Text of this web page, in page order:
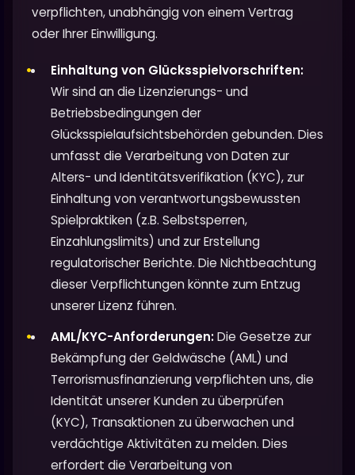
verpflichten, unabhängig von einem Vertrag
oder Ihrer Einwilligung.
Einhaltung von Glücksspielvorschriften:
Wir sind an die Lizenzierungs- und
Betriebsbedingungen der
Glücksspielaufsichtsbehörden gebunden. Dies
umfasst die Verarbeitung von Daten zur
Alters- und Identitätsverifikation (KYC), zur
Einhaltung von verantwortungsbewussten
Spielpraktiken (z.B. Selbstsperren,
Einzahlungslimits) und zur Erstellung
regulatorischer Berichte. Die Nichtbeachtung
dieser Verpflichtungen könnte zum Entzug
unserer Lizenz führen.
AML/KYC-Anforderungen:Die Gesetze zur
Bekämpfung der Geldwäsche (AML) und
Terrorismusfinanzierung verpflichten uns, die
Identität unserer Kunden zu überprüfen
(KYC), Transaktionen zu überwachen und
verdächtige Aktivitäten zu melden. Dies
erfordert die Verarbeitung von